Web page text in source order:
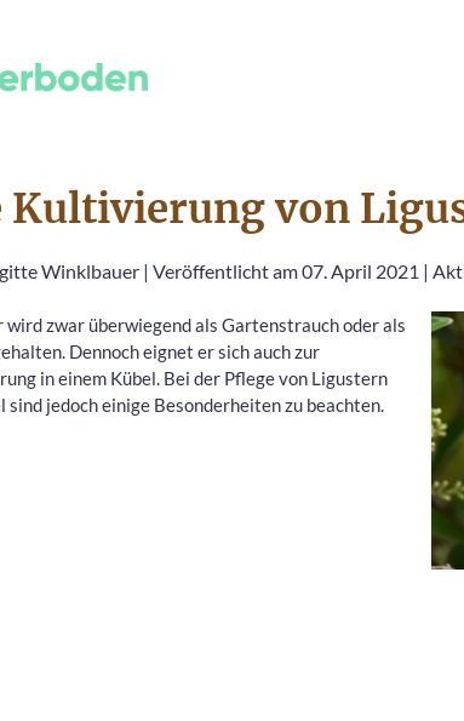
Kultivierung von
Winklbauer | Veröffentlicht am 07. April 2021 |
wird zwar überwiegend als Gartenstrauch oder als
Dennoch eignet er sich auch zur
in einem Kübel. Bei der Pflege von Ligustern
sind jedoch einige Besonderheiten zu beachten.